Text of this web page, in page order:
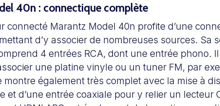
40n : connectique complète
connecté Marantz Model 40n profite d’une
d’y associer de nombreuses sources. Sa
4 entrées RCA, dont une entrée phono.
une platine vinyle ou un tuner FM, par
montre également très complet avec la mise à
et d’une entrée coaxiale pour y relier un lecteur